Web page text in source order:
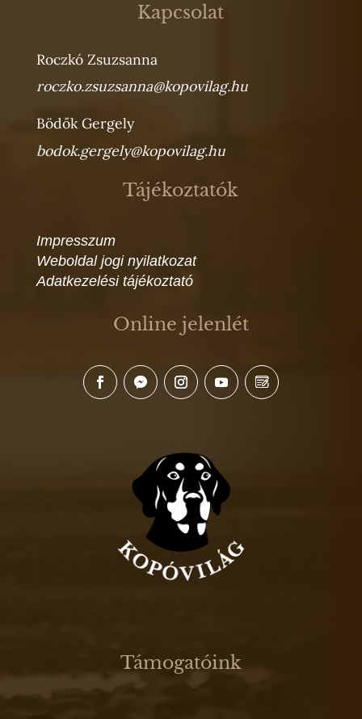
Kapcsolat
Roczkó Zsuzsanna
roczko.zsuzsanna@kopovilag.hu
Bödők Gergely
bodok.gergely@kopovilag.hu
Tájékoztatók
Impresszum
Weboldal jogi nyilatkozat
Adatkezelési tájékoztató
Online jelenlét
Támogatóink